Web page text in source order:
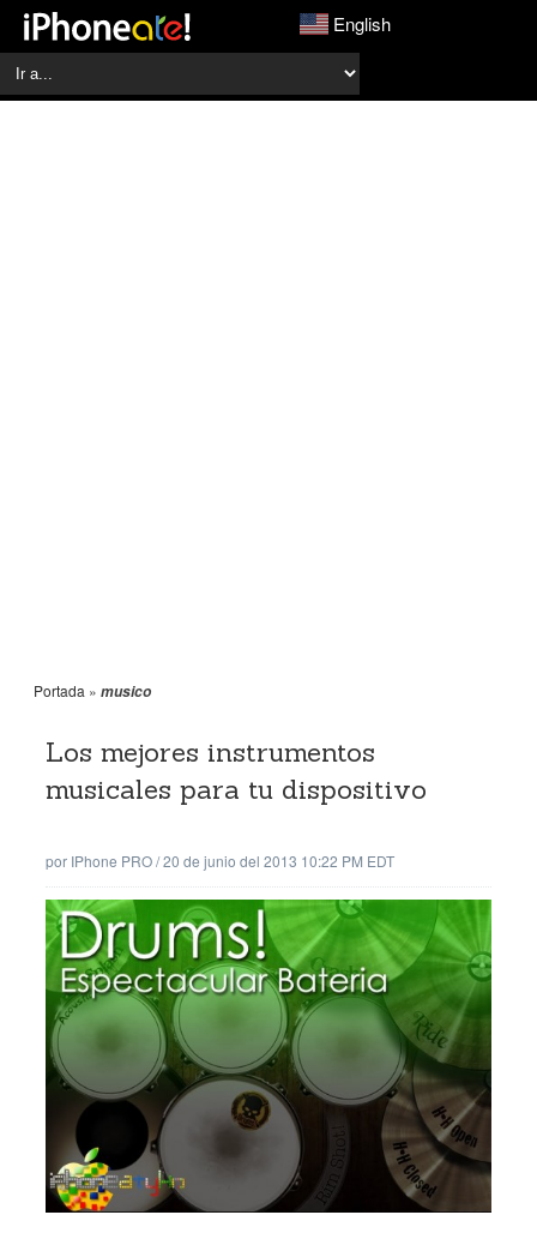
English
Portada » musico
Los mejores instrumentos
musicales para tu dispositivo
por IPhone PRO/20 de junio del 2013 10:22 PM EDT